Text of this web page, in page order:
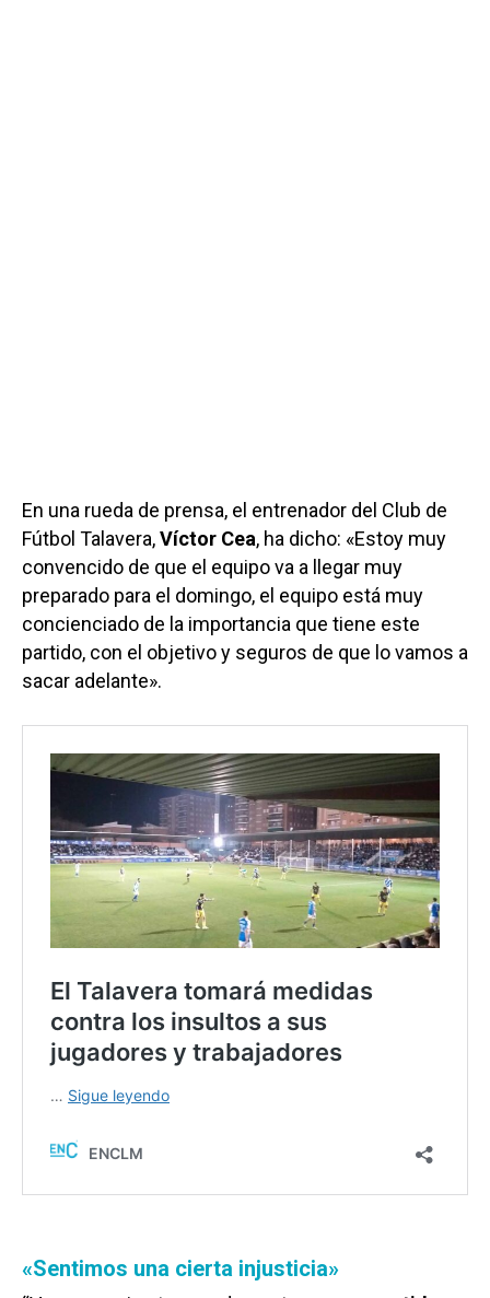
En una rueda de prensa, el entrenador del Club de
Fútbol Talavera,Víctor Cea, ha dicho: «Estoy muy
convencido de que el equipo va a llegar muy
preparado para el domingo, el equipo está muy
concienciado de la importancia que tiene este
partido, con el objetivo y seguros de que lo vamos a
sacar adelante».
«Sentimos una cierta injusticia»